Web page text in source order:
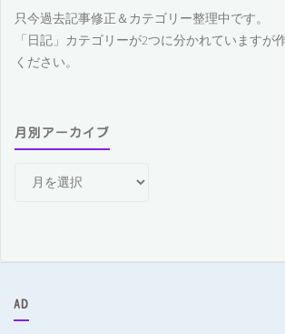
只今過去記事修正＆カテゴリー整理中です。
「日記」カテゴリーが2つに分かれていますが
ください。
月別アーカイブ
カ
ブ
AD